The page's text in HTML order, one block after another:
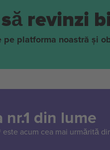
revinzi
platforma noastră și
nr.1 din lume
este acum cea mai urmărită